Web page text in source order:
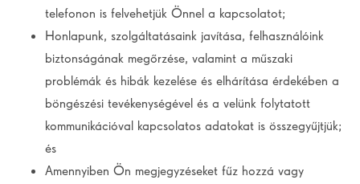
telefonon is felvehetjük Önnel a kapcsolatot;
Honlapunk, szolgáltatásaink javítása, felhasználóink
biztonságának megőrzése, valamint a műszaki
problémák és hibák kezelése és elhárítása érdekében a
böngészési tevékenységével és a velünk folytatott
kommunikációval kapcsolatos adatokat is összegyűjtjük;
és
Amennyiben Ön megjegyzéseket fűz hozzá vagy